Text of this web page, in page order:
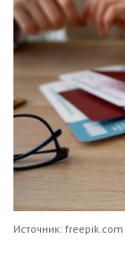
Источник: freepik.com